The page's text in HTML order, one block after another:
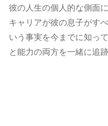
彼の人生の個人的な側面
キャリアが彼の息子がす
いう事実を今までに知っ
と能力の両方を一緒に追